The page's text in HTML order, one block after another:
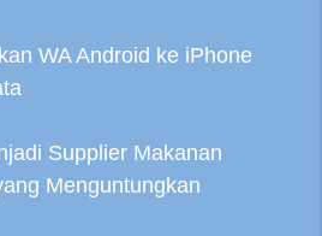
WA Android ke iPhone
Supplier Makanan
Menguntungkan